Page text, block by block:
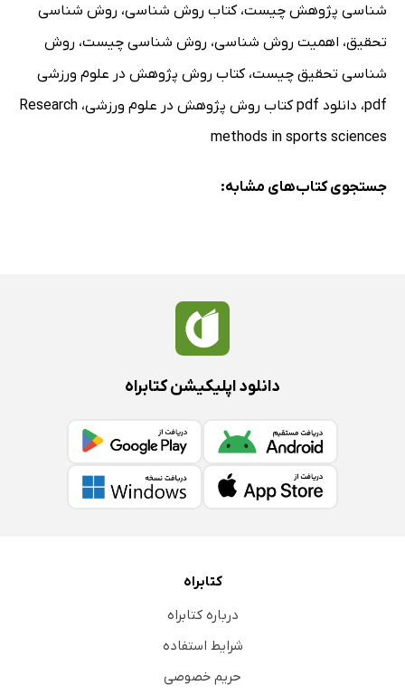
شناسی پژوهش چیست،کتاب روش شناسی، روش شناسی
تحقیق، اهمیت روش شناسی، روش شناسی چیست، روش
شناسی تحقیق چیست،کتاب روش پژوهش در علوم ورزشی
pdf، دانلود pdf کتاب روش پژوهش در علوم ورزشی ، Research
methods in sports sciences
جستجوی کتاب‌های مشابه:
دانلود اپلیکیشن کتابراه
کتابراه
درباره کتابراه
شرایط استفاده
حریم خصوصی